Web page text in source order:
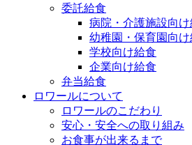
委託給食
病院・介護施設向け
幼稚園・保育園向け
学校向け給食
企業向け給食
弁当給食
ロワールについて
ロワールのこだわり
安心・安全への取り組み
お食事が出来るまで